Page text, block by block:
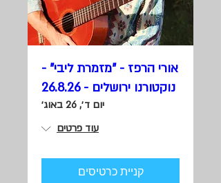
אורי הרפז - "מזמרת ליבי" -
נוקטורנו ירושלים - 26.8.26
יום ד׳, 26 באוג׳
עוד פרטים
קניית כרטיסים